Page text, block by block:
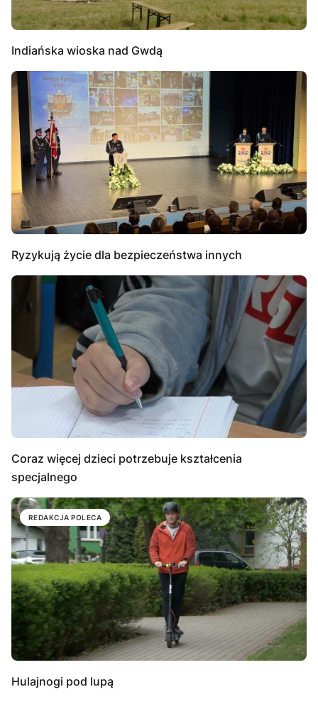
Indiańska wioska nad Gwdą
Ryzykują życie dla bezpieczeństwa innych
Coraz więcej dzieci potrzebuje kształcenia
specjalnego
REDAKCJA POLECA
Hulajnogi pod lupą